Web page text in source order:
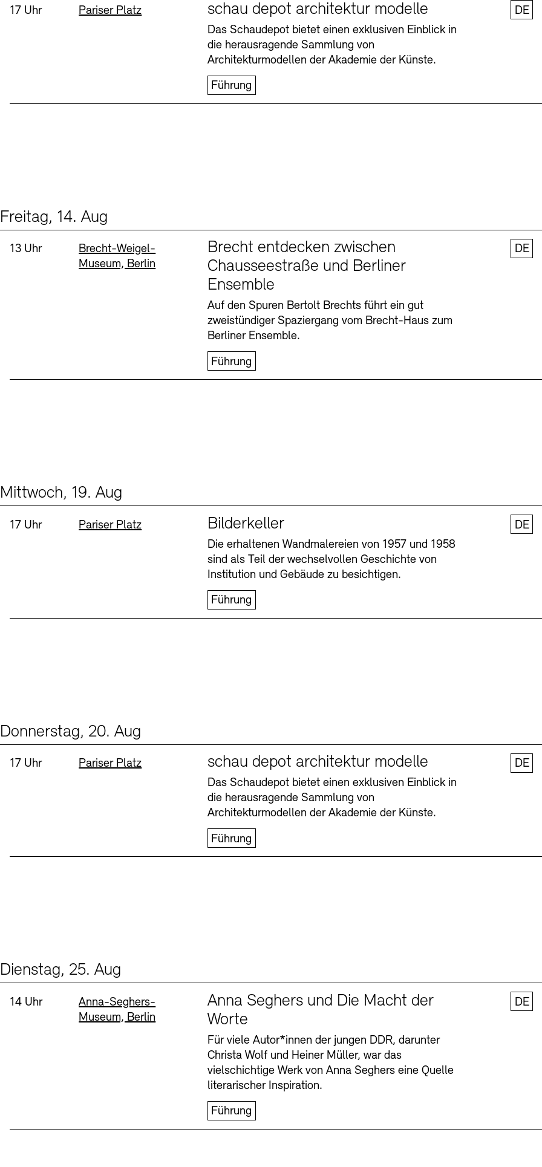
Uhrzeit:
17 Uhr Standort
Pariser Platz schau depot architektur modelle
Das Schaudepot bietet einen exklusiven Einblick in
die herausragende Sammlung von
Architekturmodellen der Akademie der Künste.
Führung
DE
Freitag, 14. Aug
Uhrzeit:
13 Uhr Standort
Brecht-Weigel-
Museum, Berlin
Brecht entdecken zwischen
Chausseestraße und Berliner
Ensemble
Auf den Spuren Bertolt Brechts führt ein gut
zweistündiger Spaziergang vom Brecht-Haus zum
Berliner Ensemble.
Führung
DE
Mittwoch, 19. Aug
Uhrzeit:
17 Uhr Standort
Pariser Platz Bilderkeller
Die erhaltenen Wandmalereien von 1957 und 1958
sind als Teil der wechselvollen Geschichte von
Institution und Gebäude zu besichtigen.
Führung
DE
Donnerstag, 20. Aug
Uhrzeit:
17 Uhr Standort
Pariser Platz schau depot architektur modelle
Das Schaudepot bietet einen exklusiven Einblick in
die herausragende Sammlung von
Architekturmodellen der Akademie der Künste.
Führung
DE
Dienstag, 25. Aug
Uhrzeit:
14 Uhr Standort
Anna-Seghers-
Museum, Berlin
Anna Seghers und Die Macht der
Worte
Für viele Autor*innen der jungen DDR, darunter
Christa Wolf und Heiner Müller, war das
vielschichtige Werk von Anna Seghers eine Quelle
literarischer Inspiration.
Führung
DE